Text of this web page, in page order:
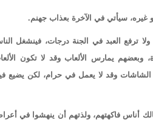
أو غيره، سيأتي في الآخرة بعذاب جهنم.
ولا ترفع العبد في الجنة درجات، فينشغل
وبعضهم يمارس الألعاب وقد لا تكون
وقد لا يعمل في حرام، لكن يضيع
أناس فاكهتهم، ولذتهم أن ينهشوا في